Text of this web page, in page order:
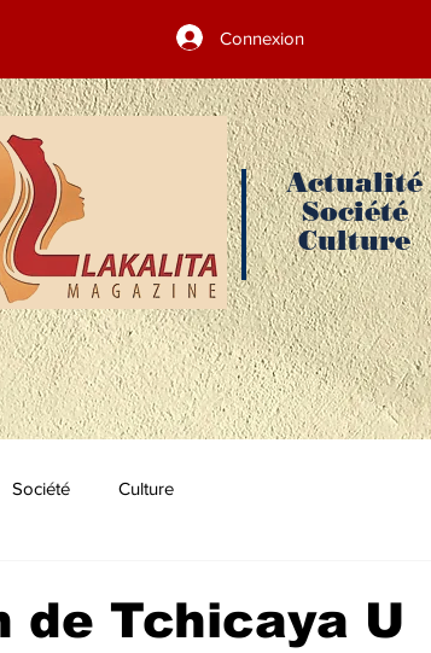
Connexion
Actualité
Société
Culture
Société Culture
de Tchicaya U